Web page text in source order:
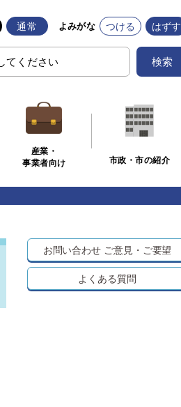
通常 よみがな つける はずす
検索
産業・
事業者向け
市政・市の紹介
お問い合わせ ご意見・ご要望
よくある質問